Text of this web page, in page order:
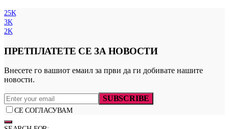
25K
3K
2K
ПРЕТПЛАТЕТЕ СЕ ЗА НОВОСТИ
Внесете го вашиот емаил за први да ги добивате нашите
новости.
SUBSCRIBE
СЕ СОГЛАСУВАМ